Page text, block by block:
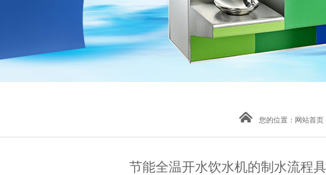
您的位置： 网站首页
节能全温开水饮水机的制水流程